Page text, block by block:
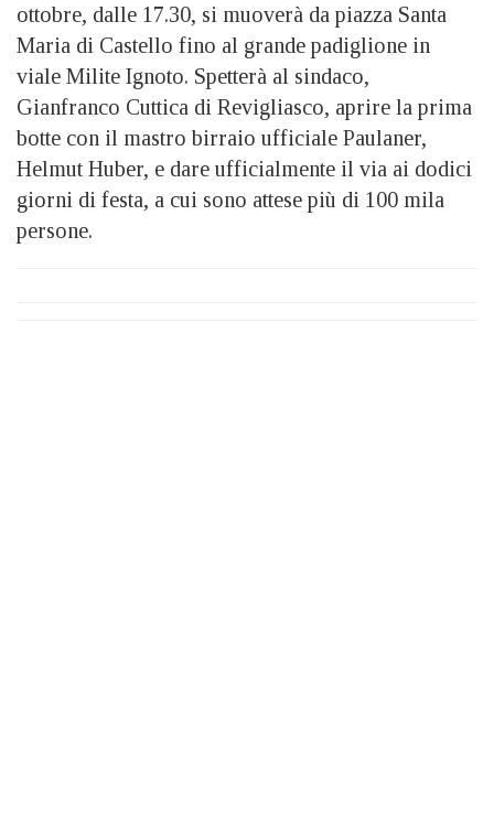
ottobre, dalle 17.30, si muoverà da piazza Santa
Maria di Castello fino al grande padiglione in
viale Milite Ignoto. Spetterà al sindaco,
Gianfranco Cuttica di Revigliasco, aprire la prima
botte con il mastro birraio ufficiale Paulaner,
Helmut Huber, e dare ufficialmente il via ai dodici
giorni di festa, a cui sono attese più di 100 mila
persone.